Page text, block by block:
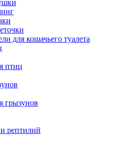
для кошачьего туалета
птиц
грызунов
рептилий